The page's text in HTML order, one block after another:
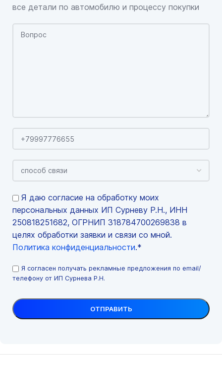
все детали по автомобилю и процессу покупки
Я даю согласие на обработку моих
персональных данных ИП Сурневу Р.Н., ИНН
250818251682, ОГРНИП 318784700269838 в
целях обработки заявки и связи со мной.
Политика конфиденциальности.*
Я согласен получать рекламные предложения по email/
телефону от ИП Сурнева Р.Н.